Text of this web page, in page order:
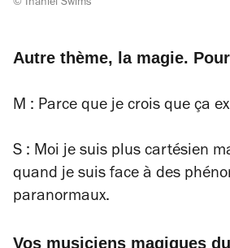
© Inaniel Swims
Autre thème, la magie.
M : Parce que je crois que ça
S : Moi je suis plus cartésien
quand je suis face à des
paranormaux.
Vos musiciens magiques